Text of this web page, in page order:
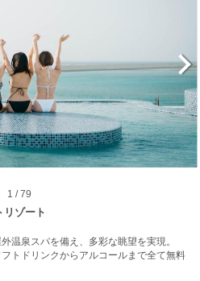
1 / 79
リゾート
温泉スパを備え、多彩な眺望を実現。
トドリンクからアルコールまで全て無料